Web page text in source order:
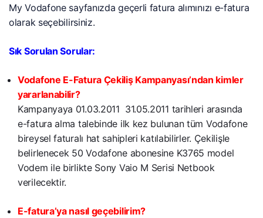
My Vodafone sayfanızda geçerli fatura alımınızı e-fatura
olarak seçebilirsiniz.
Sık Sorulan Sorular:
Vodafone E-Fatura Çekiliş Kampanyası’ndan kimler
yararlanabilir?
Kampanyaya 01.03.2011  31.05.2011 tarihleri arasında
e-fatura alma talebinde ilk kez bulunan tüm Vodafone
bireysel faturalı hat sahipleri katılabilirler. Çekilişle
belirlenecek 50 Vodafone abonesine K3765 model
Vodem ile birlikte Sony Vaio M Serisi Netbook
verilecektir.
E-fatura’ya nasıl geçebilirim?